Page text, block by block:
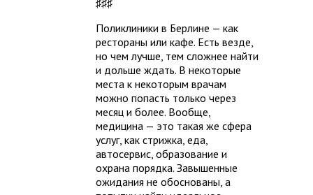
Поликлиники в Берлине — как
рестораны или кафе. Есть везде,
но чем лучше, тем сложнее найти
и дольше ждать. В некоторые
места к некоторым врачам
можно попасть только через
месяц и более. Вообще,
медицина — это такая же сфера
услуг, как стрижка, еда,
автосервис, образование и
охрана порядка. Завышенные
ожидания не обоснованы, а